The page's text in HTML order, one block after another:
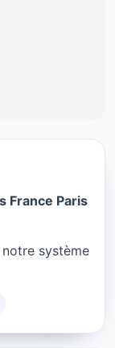
France Paris
système